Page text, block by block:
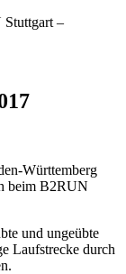
–
Württemberg
beim B2RUN
und ungeübte
Laufstrecke durch